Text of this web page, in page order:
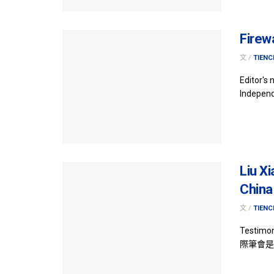
文 /
Editor's
Liu
China
文 /
際筆會